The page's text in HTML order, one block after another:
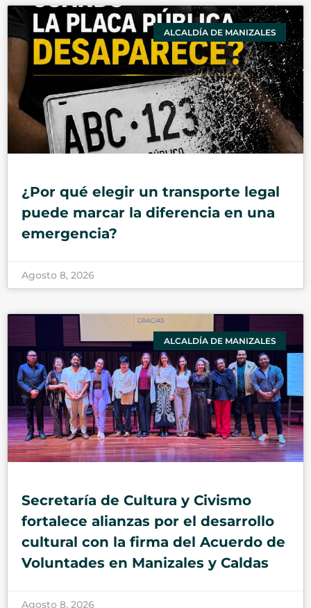
ALCALDÍA DE MANIZALES
¿Por qué elegir un transporte legal
puede marcar la diferencia en una
emergencia?
Agosto 8, 2026
ALCALDÍA DE MANIZALES
Secretaría de Cultura y Civismo
fortalece alianzas por el desarrollo
cultural con la firma del Acuerdo de
Voluntades en Manizales y Caldas
Agosto 8, 2026